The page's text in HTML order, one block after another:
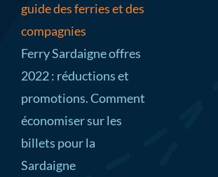
guide des ferries et des
compagnies
Ferry Sardaigne offres
2022 : réductions et
promotions. Comment
économiser sur les
billets pour la
Sardaigne